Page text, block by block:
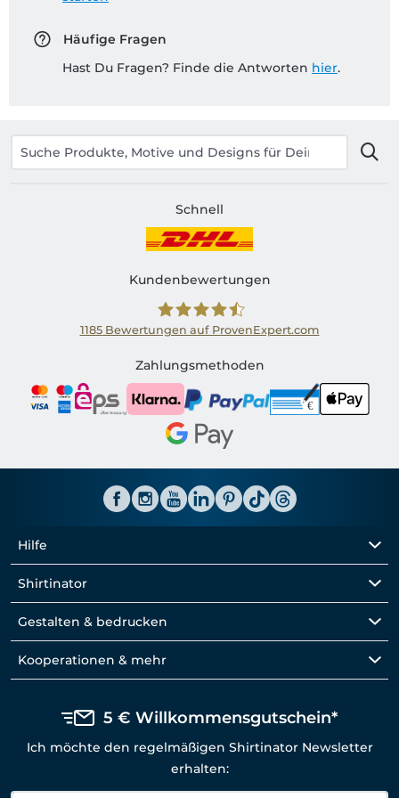
Häufige Fragen
Hast Du Fragen? Finde die Antworten hier.
Schnell
Kundenbewertungen
Shirtinator AT
1185Bewertungen auf ProvenExpert.com
Zahlungsmethoden
Hilfe
Shirtinator
Gestalten & bedrucken
Kooperationen & mehr
5 € Willkommensgutschein*
Ich möchte den regelmäßigen Shirtinator Newsletter
erhalten: